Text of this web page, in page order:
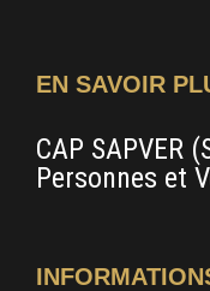
EN SAVOIR
CAP SAPVER
Personnes et